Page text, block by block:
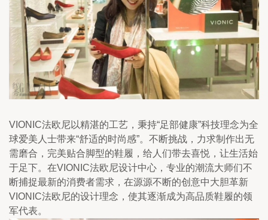
VIONIC法欧尼以精湛的工艺，秉持“足部健康”科技理念为全
球爱美人士带来“舒适的时尚感”。不断挑战，力求制作出无
需磨合，完美贴合脚型的鞋履，给人们带去喜悦，让生活始
于足下。在VIONIC法欧尼设计中心，专业的潮流大师们不
断捕捉最新的消费者需求，在源源不断的创意中大胆革新
VIONIC法欧尼的设计理念，使其逐渐成为高品质鞋履的领
军代表。